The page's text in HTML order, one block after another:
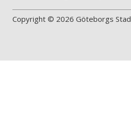
Copyright © 2026 Göteborgs Stad